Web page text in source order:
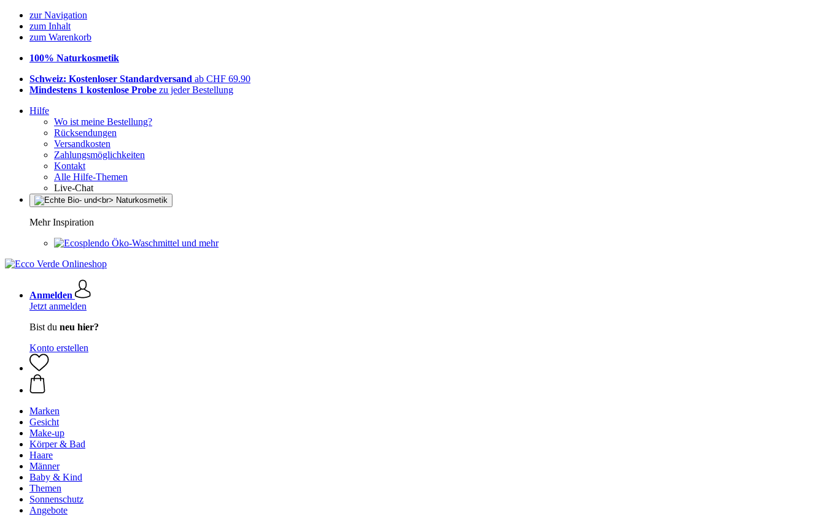
zur Navigation
zum Inhalt
zum Warenkorb
100% Naturkosmetik
Schweiz: Kostenloser Standardversand ab CHF 69.90
Mindestens 1 kostenlose Probe zu jeder Bestellung
Hilfe
Wo ist meine Bestellung?
Rücksendungen
Versandkosten
Zahlungsmöglichkeiten
Kontakt
Alle Hilfe-Themen
Live-Chat
Mehr Inspiration
Öko-Waschmittel und mehr
Anmelden
Jetzt anmelden
Bist du neu hier?
Konto erstellen
Marken
Gesicht
Make-up
Körper & Bad
Haare
Männer
Baby & Kind
Themen
Sonnenschutz
Angebote